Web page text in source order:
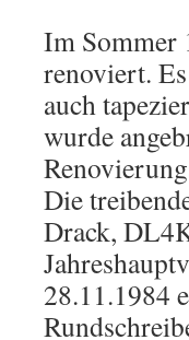
Im Sommer
renoviert.
auch
wurde
Die
Drack,
28.11.1984